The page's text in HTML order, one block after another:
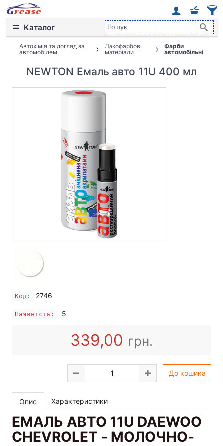
Каталог
Автохімія та догляд за
автомобілем
Лакофарбові
матеріали
Фарби
автомобільні
NEWTON Емаль авто 11U 400 мл
Код: 2746
Наявність: 5
339,00 грн.
До кошика
Опис Характеристики
ЕМАЛЬ АВТО 11U DAEWOO
CHEVROLET - МОЛОЧНО-